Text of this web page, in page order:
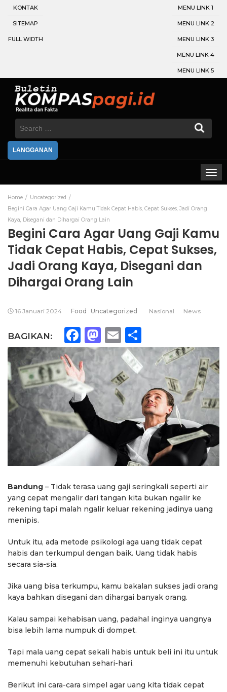
KONTAK
SITEMAP
FULL WIDTH
MENU LINK 1
MENU LINK 2
MENU LINK 3
MENU LINK 4
MENU LINK 5
Search
LANGGANAN
Home
Uncategorized
Begini Cara Agar Uang Gaji Kamu Tidak Cepat Habis, Cepat Sukses, Jadi Orang
Kaya, Disegani dan Dihargai Orang Lain
Begini Cara Agar Uang Gaji Kamu
Tidak Cepat Habis, Cepat Sukses,
Jadi Orang Kaya, Disegani dan
Dihargai Orang Lain
16 Januari 2024 Food Uncategorized Nasional News
BAGIKAN: Facebook
Mastodon
Email
Bandung – Tidak terasa uang gaji seringkali seperti air
yang cepat mengalir dari tangan kita bukan ngalir ke
rekening tapi malah ngalir keluar rekening jadinya uang
menipis.
Untuk itu, ada metode psikologi aga uang tidak cepat
habis dan terkumpul dengan baik. Uang tidak habis
secara sia-sia.
Jika uang bisa terkumpu, kamu bakalan sukses jadi orang
kaya bahkan disegani dan dihargai banyak orang.
Kalau sampai kehabisan uang, padahal inginya uangnya
bisa lebih lama numpuk di dompet.
Tapi mala uang cepat sekali habis untuk beli ini itu untuk
memenuhi kebutuhan sehari-hari.
Berikut ini cara-cara simpel agar uang kita tidak cepat